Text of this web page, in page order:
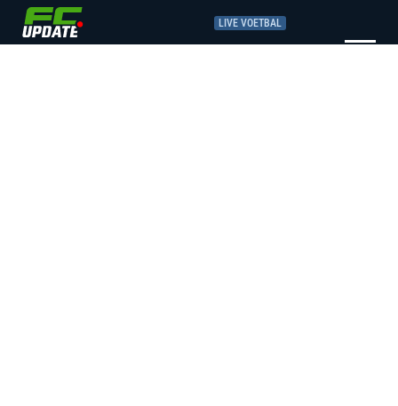
LIVE VOETBAL